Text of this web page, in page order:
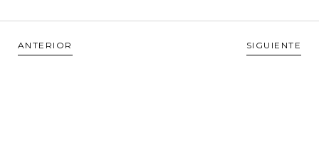
ANTERIOR SIGUIENTE